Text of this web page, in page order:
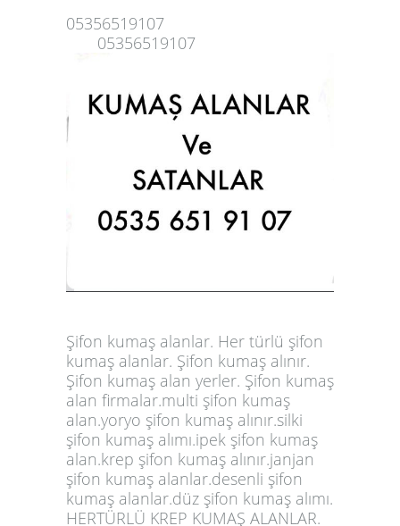
05356519107
05356519107
Şifon kumaş alanlar. Her türlü şifon
kumaş alanlar. Şifon kumaş alınır.
Şifon kumaş alan yerler. Şifon kumaş
alan firmalar.multi şifon kumaş
alan.yoryo şifon kumaş alınır.silki
şifon kumaş alımı.ipek şifon kumaş
alan.krep şifon kumaş alınır.janjan
şifon kumaş alanlar.desenli şifon
kumaş alanlar.düz şifon kumaş alımı.
HERTÜRLÜ KREP KUMAŞ ALANLAR.